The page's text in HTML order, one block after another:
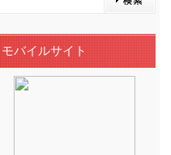
モバイルサイト